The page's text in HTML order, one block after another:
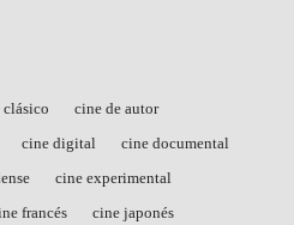
clásico
cine de autor
cine digital
cine documental
cine experimental
francés
cine japonés